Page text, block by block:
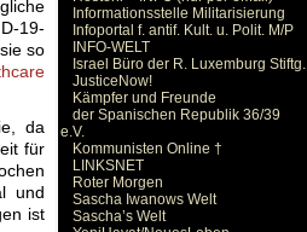
19-
so
da
für
und
ist
Informationsstelle Militarisierung
Infoportal f. antif. Kult. u. Polit. M/P
INFO-WELT
Israel Büro der R. Luxemburg Stiftg.
JusticeNow!
Kämpfer und Freunde
der Spanischen Republik 36/39
e.V.
Kommunisten Online †
LINKSNET
Roter Morgen
Sascha Iwanows Welt
Sascha’s Welt